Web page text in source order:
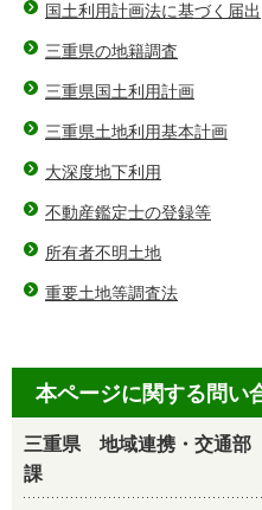
国土利用計画法に基づく届出
三重県の地籍調査
三重県国土利用計画
三重県土地利用基本計画
大深度地下利用
不動産鑑定士の登録等
所有者不明土地
重要土地等調査法
本ページに関する問い
三重県 地域連携・交通部
課